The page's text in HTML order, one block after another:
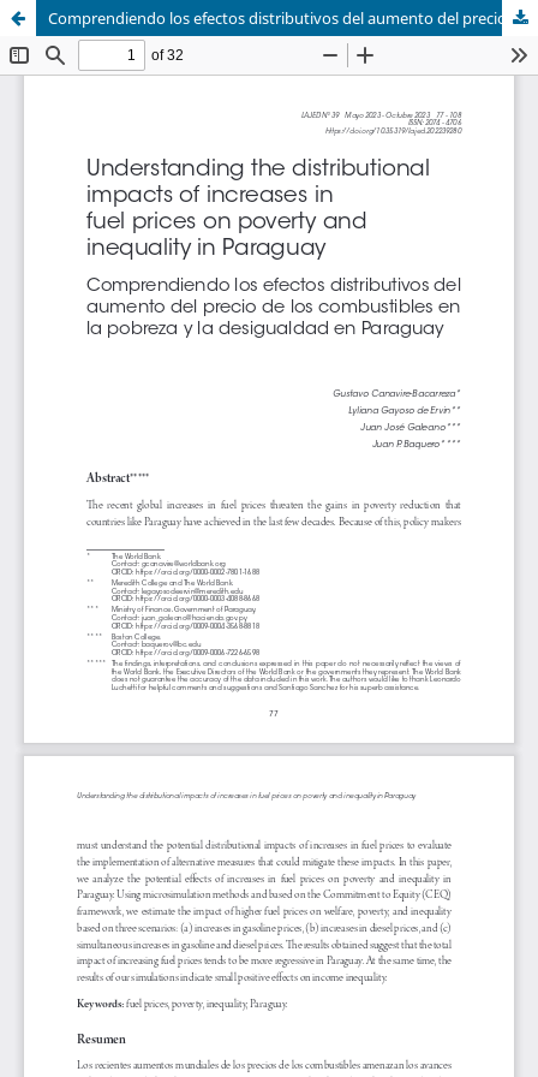
Comprendiendo los efectos distributivos del aumento del precio de los combustibles en la pobreza y la desigualdad en Paraguay